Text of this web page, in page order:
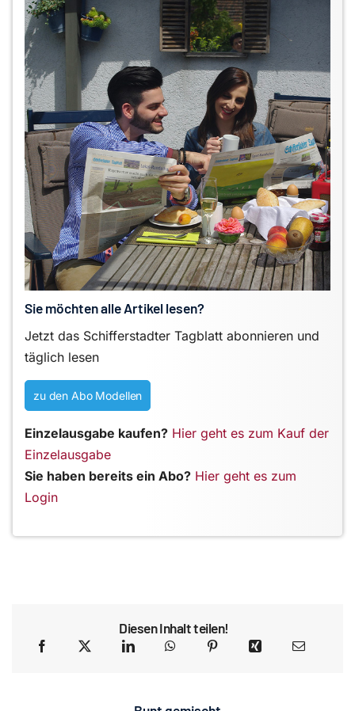
Sie möchten alle Artikel lesen?
Jetzt das Schifferstadter Tagblatt abonnieren und
täglich lesen
zu den Abo Modellen
Einzelausgabe kaufen? Hier geht es zum Kauf der
Einzelausgabe
Sie haben bereits ein Abo? Hier geht es zum
Login
Diesen Inhalt teilen!